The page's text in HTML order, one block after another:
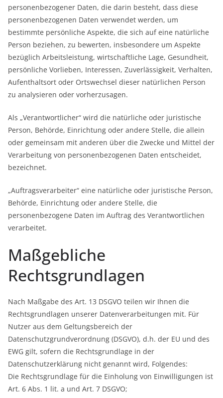
personenbezogener Daten, die darin besteht, dass diese
personenbezogenen Daten verwendet werden, um
bestimmte persönliche Aspekte, die sich auf eine natürliche
Person beziehen, zu bewerten, insbesondere um Aspekte
bezüglich Arbeitsleistung, wirtschaftliche Lage, Gesundheit,
persönliche Vorlieben, Interessen, Zuverlässigkeit, Verhalten,
Aufenthaltsort oder Ortswechsel dieser natürlichen Person
zu analysieren oder vorherzusagen.
Als „Verantwortlicher“ wird die natürliche oder juristische
Person, Behörde, Einrichtung oder andere Stelle, die allein
oder gemeinsam mit anderen über die Zwecke und Mittel der
Verarbeitung von personenbezogenen Daten entscheidet,
bezeichnet.
„Auftragsverarbeiter“ eine natürliche oder juristische Person,
Behörde, Einrichtung oder andere Stelle, die
personenbezogene Daten im Auftrag des Verantwortlichen
verarbeitet.
Maßgebliche
Rechtsgrundlagen
Nach Maßgabe des Art. 13 DSGVO teilen wir Ihnen die
Rechtsgrundlagen unserer Datenverarbeitungen mit. Für
Nutzer aus dem Geltungsbereich der
Datenschutzgrundverordnung (DSGVO), d.h. der EU und des
EWG gilt, sofern die Rechtsgrundlage in der
Datenschutzerklärung nicht genannt wird, Folgendes:
Die Rechtsgrundlage für die Einholung von Einwilligungen ist
Art. 6 Abs. 1 lit. a und Art. 7 DSGVO;